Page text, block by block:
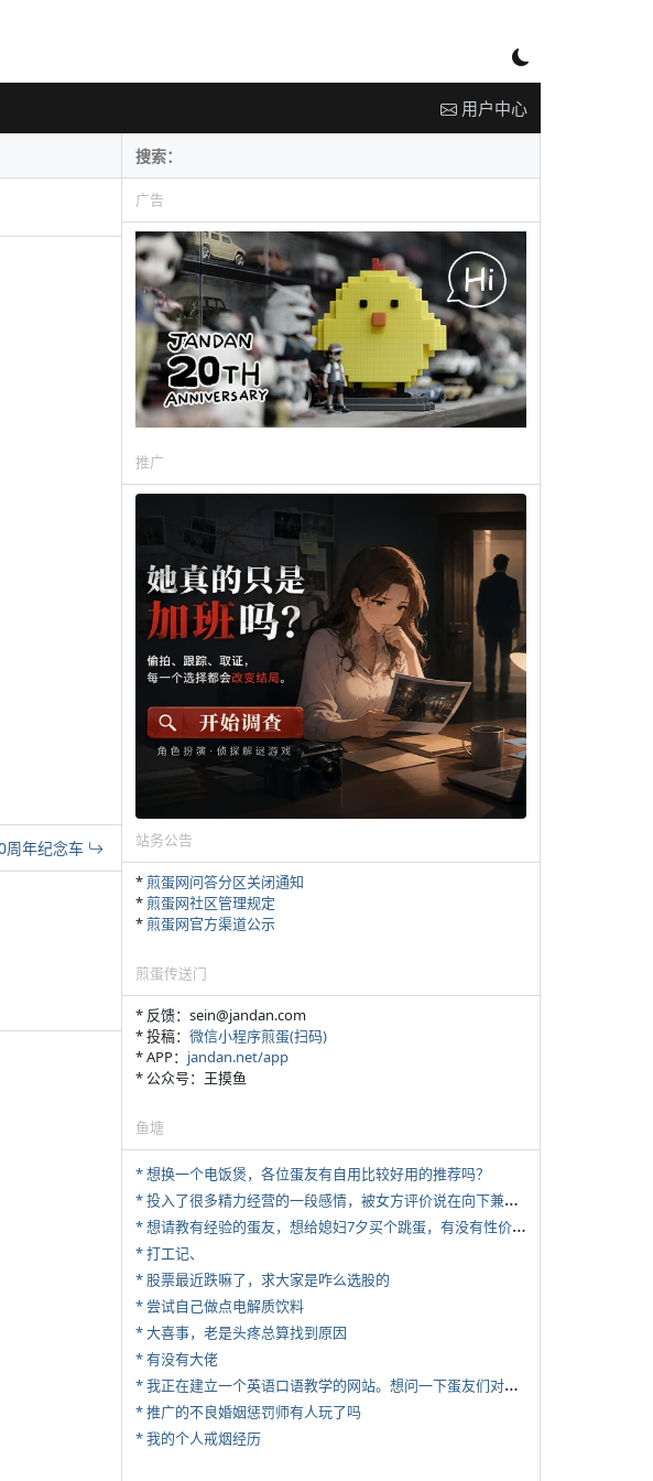
用户中心
周年纪念车
广告
推广
站务公告
*煎蛋网问答分区关闭通知
*煎蛋网社区管理规定
*煎蛋网官方渠道公示
煎蛋传送门
* 反馈：sein@jandan.com
* 投稿： 微信小程序煎蛋(扫码)
* APP： jandan.net/app
* 公众号：王摸鱼
鱼塘
* 想换一个电饭煲，各位蛋友有自用比较好用的推荐吗？
*
投入了很多精力经营的一段感情，被女方评价说在向下兼容我，感觉有点破防
*
想请教有经验的蛋友，想给媳妇7夕买个跳蛋，有没有性价比高的推荐
* 打工记、
* 股票最近跌嘛了，求大家是咋么选股的
* 尝试自己做点电解质饮料
* 大喜事，老是头疼总算找到原因
* 有没有大佬
*
我正在建立一个英语口语教学的网站。想问一下蛋友们对这类教学机构或网站的痛点。
* 推广的不良婚姻惩罚师有人玩了吗
* 我的个人戒烟经历